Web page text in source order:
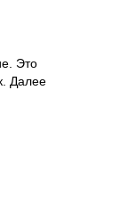
Это
Далее